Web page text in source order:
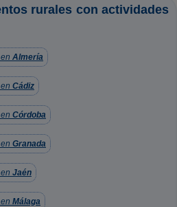
rurales con actividades
Almería
Cádiz
Córdoba
Granada
Jaén
Málaga